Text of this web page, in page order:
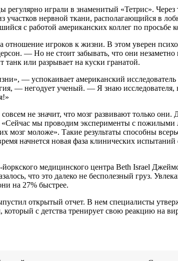
играли в знаменитый «Тетрис». Через
участков нервной ткани, располагающийся в
с работой американских коллег по просьбе
игроков к жизни. В этом уверен
— Но не стоит забывать, что они незаметно
или разрывает на куски гранатой.
— успокаивает американский
— негодует ученый. — Я знаю исследователя,
не значит, что мозг развивают только они.
«Сейчас мы проводим эксперименты с
моложе». Такие результаты способны
начнется новая фаза клинических испытаний
медицинского центра Beth Israel
что это далеко не бесполезный груз.
на 27% быстрее.
открытый отчет. В нем специалисты
с детства тренирует свою реакцию на